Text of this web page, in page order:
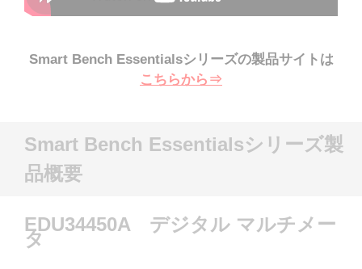
Smart Bench Essentialsシリーズの製品サイトは
こちらから⇒
Smart Bench Essentialsシリーズ製
品概要
EDU34450A デジタル マルチメー
タ